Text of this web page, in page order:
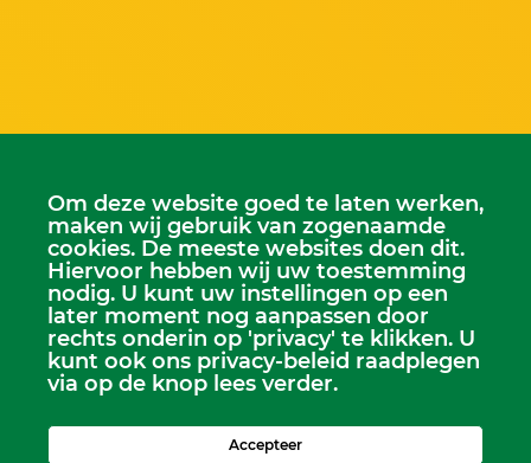
Scriba
Dhr. Leen Kruithof
Om deze website goed te laten werken,
maken wij gebruik van zogenaamde
cookies. De meeste websites doen dit.
Hiervoor hebben wij uw toestemming
nodig. U kunt uw instellingen op een
later moment nog aanpassen door
rechts onderin op 'privacy' te klikken. U
kunt ook ons privacy-beleid raadplegen
via op de knop lees verder.
Accepteer